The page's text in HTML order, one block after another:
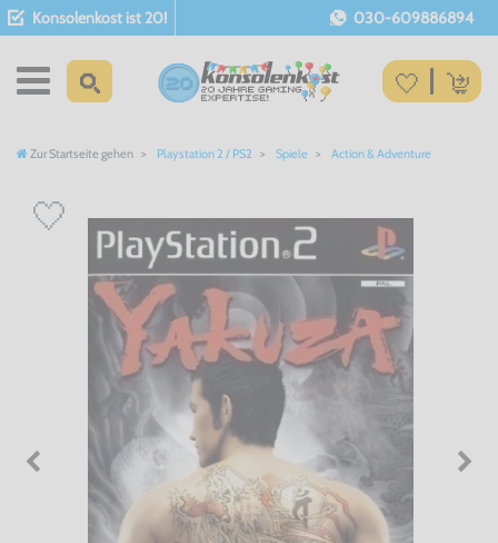
Konsolenkost ist 20! 030-609886894
Zur Startseite gehen Playstation 2 / PS2 Spiele Action & Adventure